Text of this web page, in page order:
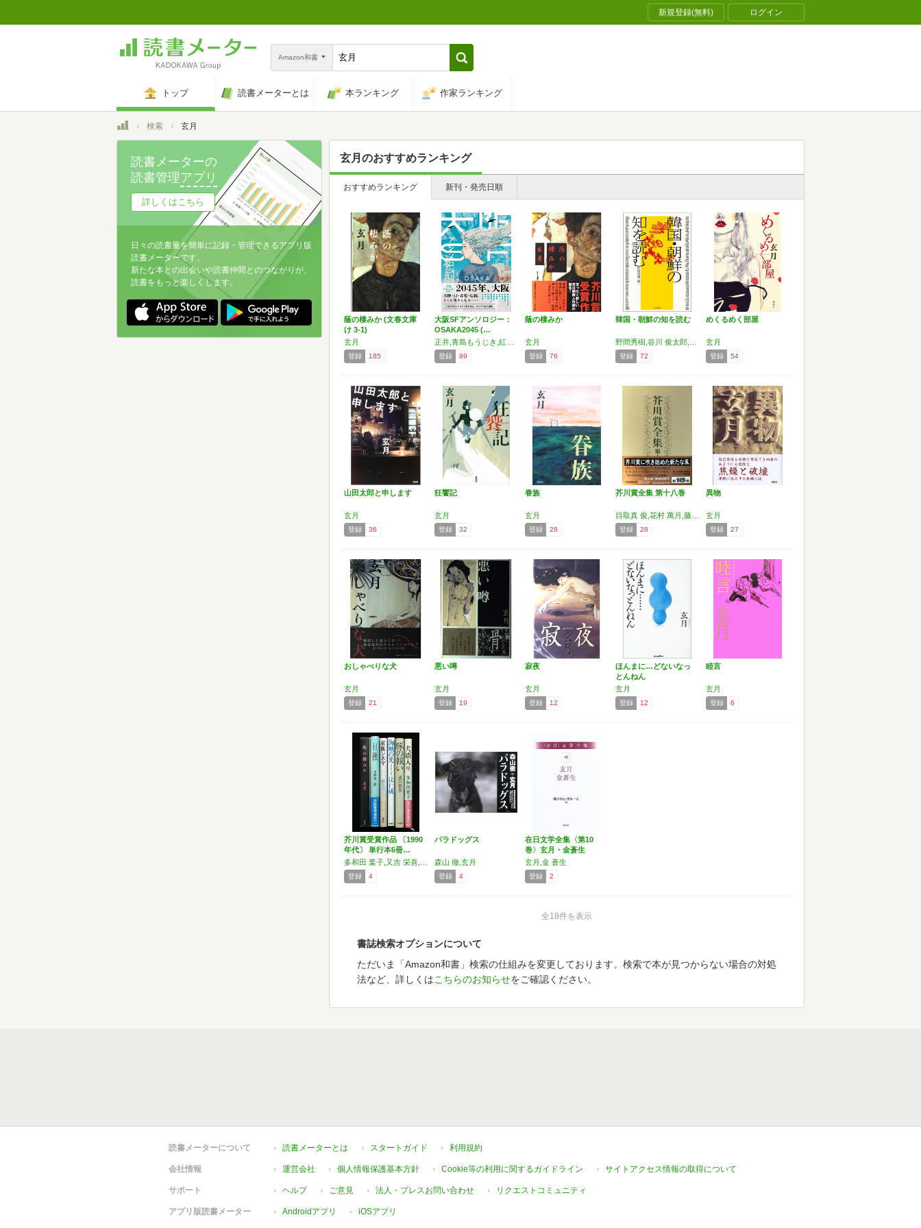
新規登録(無料) ログイン
Amazon和書
トップ 読書メーターとは 本ランキング 作家ランキング
トップ検索 玄月
玄月 のおすすめランキング
おすすめランキング 新刊・発売日順
蔭の棲みか (文春文庫
け 3-1)
玄月
登録 185
大阪SFアンソロジー：
OSAKA2045 (…
登録 89
蔭の棲みか
玄月
登録 76
韓国・朝鮮の知を読む
登録 72
めくるめく部屋
玄月
登録 54
山田太郎と申します
玄月
登録 36
狂饗記
玄月
登録 32
眷族
玄月
登録 28
芥川賞全集 第十八巻
登録 28
異物
玄月
登録 27
おしゃべりな犬
玄月
登録 21
悪い噂
玄月
登録 19
寂夜
玄月
登録 12
ほんまに…どないなっ
とんねん
玄月
登録 12
睦言
玄月
登録 6
芥川賞受賞作品 〔1990
年代〕 単行本6冊…
登録 4
パラドッグス
森山 徹,玄月
登録 4
在日文学全集〈第10
巻〉玄月・金蒼生
玄月,金 蒼生
登録 2
全18件を表示
書誌検索オプションについて
ただいま「Amazon和書」検索の仕組みを変更しております。検索で本が見つからない場合の対処
法など、詳しくはこちらのお知らせをご確認ください。
読書メーターの
読書管理アプリ
詳しくはこちら
日々の読書量を簡単に記録・管理できるアプリ版
読書メーターです。
新たな本との出会いや読書仲間とのつながりが、
読書をもっと楽しくします。
読書メーターについて 読書メーターとは スタートガイド 利用規約
会社情報 運営会社 個人情報保護基本方針 Cookie等の利用に関するガイドライン サイトアクセス情報の取得について
サポート ヘルプ ご意見 法人・プレスお問い合わせ リクエストコミュニティ
アプリ版読書メーター Androidアプリ iOSアプリ